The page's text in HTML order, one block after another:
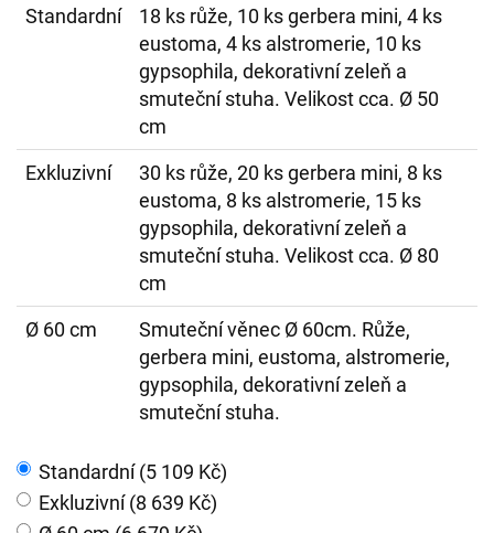
Standardní
18 ks růže, 10 ks gerbera mini, 4 ks
eustoma, 4 ks alstromerie, 10 ks
gypsophila, dekorativní zeleň a
smuteční stuha. Velikost cca. Ø 50
cm
Exkluzivní
30 ks růže, 20 ks gerbera mini, 8 ks
eustoma, 8 ks alstromerie, 15 ks
gypsophila, dekorativní zeleň a
smuteční stuha. Velikost cca. Ø 80
cm
Ø 60 cm
Smuteční věnec Ø 60cm. Růže,
gerbera mini, eustoma, alstromerie,
gypsophila, dekorativní zeleň a
smuteční stuha.
Standardní (5 109 Kč)
Exkluzivní (8 639 Kč)